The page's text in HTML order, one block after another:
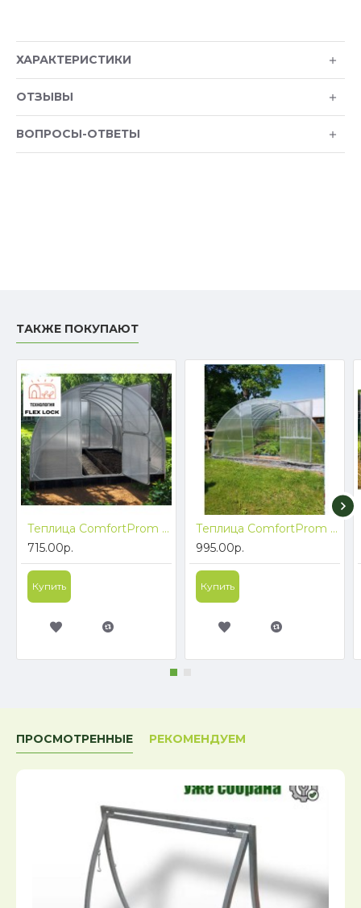
ХАРАКТЕРИСТИКИ
ОТЗЫВЫ
ВОПРОСЫ-ОТВЕТЫ
ТАКЖЕ ПОКУПАЮТ
Теплица ComfortProm FlexLock (Флекс Лок) БЕЗ СВАРКИ, ширина 3м длина 4м
715.00р.
Купить
Теплица ComfortProm Цельная Дуга двухстворчатая ширина 3,5м длина 6м БЕСПЛАТНАЯ ДОСТАВКА
995.00р.
Купить
ПРОСМОТРЕННЫЕ РЕКОМЕНДУЕМ